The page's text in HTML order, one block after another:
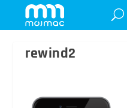
rewind2